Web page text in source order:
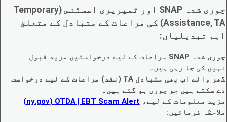
چوری شدہ SNAP اور ٹمپریری اسسٹنس (Temporary
Assistance, TA) کی مراعات کے متبادل کے متعلق
اہم تبدیلیاں:
چوری شدہ SNAP مراعات کے لیے درخواستیں مزید قبول
نہیں کی جا رہی ہیں۔
گھر والے اب بھی متبادل TA (نقد) مراعات کے لیے درخواست
دے سکتے ہیں جو چوری ہو گئے ہیں۔
مزید معلومات کے لیے، EBT Scam Alert ‏| OTDA ‏(ny.gov)
ملاحظہ فرمائیں: